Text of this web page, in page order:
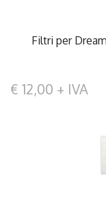
Filtri per
€ 12,00 + IVA